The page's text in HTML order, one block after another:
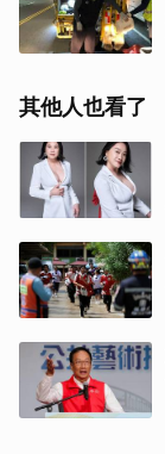
其他人也看了